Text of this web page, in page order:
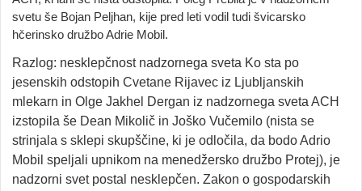
svetu še Bojan Peljhan, kije pred leti vodil tudi švicarsko
hčerinsko družbo Adrie Mobil.
Razlog: nesklepčnost nadzornega sveta Ko sta po
jesenskih odstopih Cvetane Rijavec iz Ljubljanskih
mlekarn in Olge Jakhel Dergan iz nadzornega sveta ACH
izstopila še Dean Mikolič in Joško Vučemilo (nista se
strinjala s sklepi skupščine, ki je odločila, da bodo Adrio
Mobil speljali upnikom na menedžersko družbo Protej), je
nadzorni svet postal nesklepčen. Zakon o gospodarskih